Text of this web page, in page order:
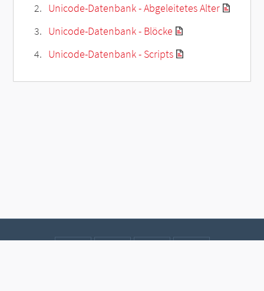
Unicode-Datenbank - Abgeleitetes Alter
Unicode-Datenbank - Blöcke
Unicode-Datenbank - Scripts